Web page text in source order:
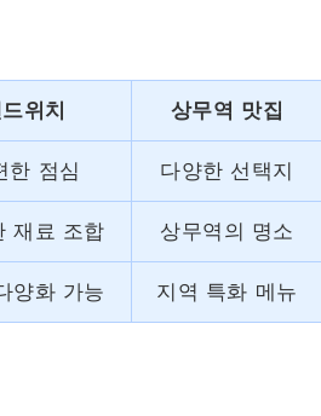
위치 상무역 맛집
한 점심 다양한 선택지
재료 조합 상무역의 명소
양화 가능 지역 특화 메뉴